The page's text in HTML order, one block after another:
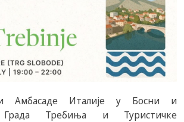
Амбасаде Италије у Босни и
Града Требиња и Туристичке